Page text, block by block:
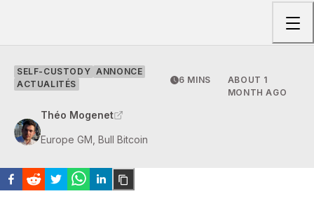
SELF-CUSTODY ANNONCE
ACTUALITÉS
6 MINS
ABOUT 1
MONTH AGO
Théo Mogenet
Europe GM, Bull Bitcoin